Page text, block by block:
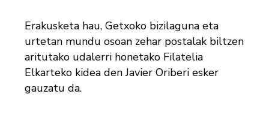
Erakusketa hau, Getxoko bizilaguna eta
urtetan mundu osoan zehar postalak biltzen
aritutako udalerri honetako Filatelia
Elkarteko kidea den Javier Oriberi esker
gauzatu da.